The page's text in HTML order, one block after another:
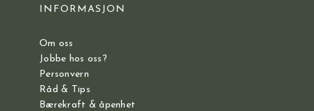
INFORMASJON
Om oss
Jobbe hos oss?
Personvern
Råd & Tips
Bærekraft & åpenhet